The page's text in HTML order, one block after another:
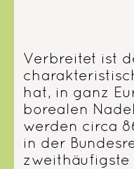
Verbreitet ist
hat, in ganz
borealen
werden circa
in der
zweithäufigste